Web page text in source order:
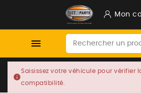
Mon

info
Saisissez votre véhicule pour vérifier
compatibilité.